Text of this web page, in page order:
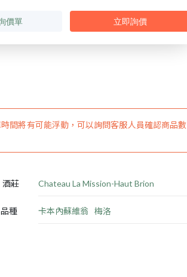
價單 立即詢價
間將有可能浮動，可以詢問客服人員確認商品數
酒莊 Chateau La Mission-Haut Brion
品種 卡本內蘇維翁 梅洛